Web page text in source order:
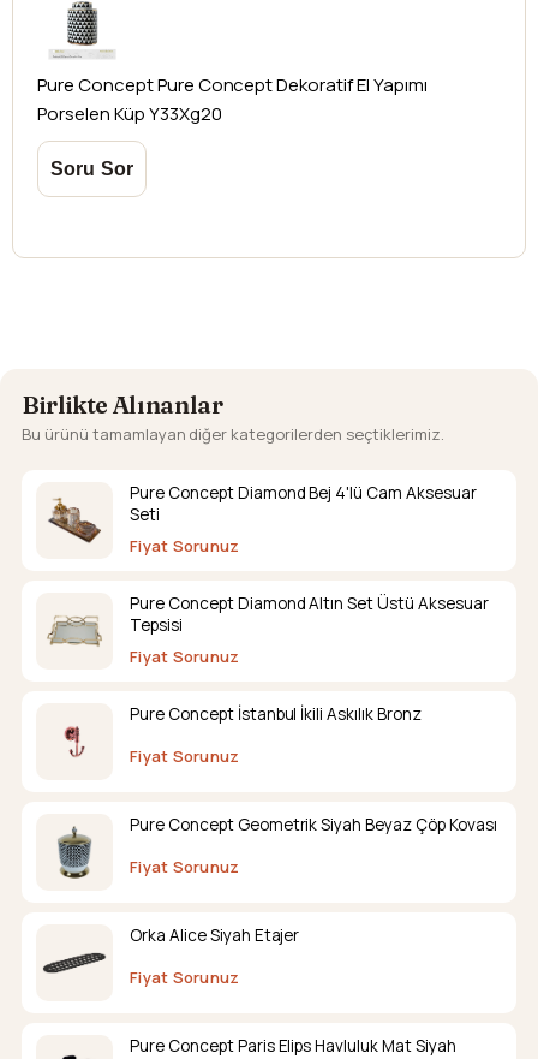
Pure ConceptPure Concept Dekoratif El Yapımı
Porselen Küp Y33Xg20
Birlikte Alınanlar
Bu ürünü tamamlayan diğer kategorilerden seçtiklerimiz.
Pure Concept Diamond Bej 4'lü Cam Aksesuar
Seti
Fiyat Sorunuz
Pure Concept Diamond Altın Set Üstü Aksesuar
Tepsisi
Fiyat Sorunuz
Pure Concept İstanbul İkili Askılık Bronz
Fiyat Sorunuz
Pure Concept Geometrik Siyah Beyaz Çöp Kovası
Fiyat Sorunuz
Orka Alice Siyah Etajer
Fiyat Sorunuz
Pure Concept Paris Elips Havluluk Mat Siyah